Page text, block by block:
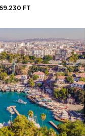
FT